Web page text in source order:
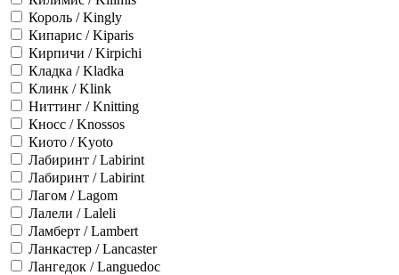
Король / Kingly
Кипарис / Kiparis
Кирпичи / Kirpichi
Кладка / Kladka
Клинк / Klink
Ниттинг / Knitting
Кносс / Knossos
Киото / Kyoto
Лабиринт / Labirint
Лабиринт / Labirint
Лагом / Lagom
Лалели / Laleli
Ламберт / Lambert
Ланкастер / Lancaster
Лангедок / Languedoc